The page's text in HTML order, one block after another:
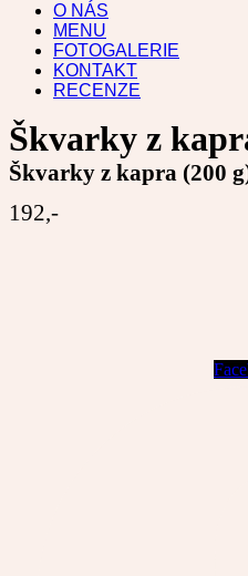
O NÁS
MENU
FOTOGALERIE
KONTAKT
RECENZE
Škvarky z
Škvarky z kapra (200
192,-